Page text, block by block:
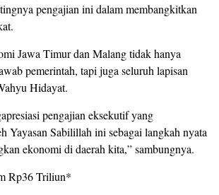
pengajian ini dalam membangkitkan
Jawa Timur dan Malang tidak hanya
pemerintah, tapi juga seluruh lapisan
Hidayat.
pengajian eksekutif yang
Yayasan Sabilillah ini sebagai langkah nyata
ekonomi di daerah kita,” sambungnya.
Rp36 Triliun*